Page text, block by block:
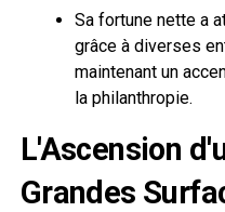
Sa fortune nette a
grâce à diverses
maintenant un
la philanthropie.
L'Ascension
Grandes